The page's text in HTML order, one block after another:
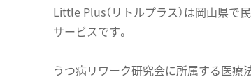
Little Plus（リトルプラス）は岡山県で
サービスです。
うつ病リワーク研究会に所属する医療